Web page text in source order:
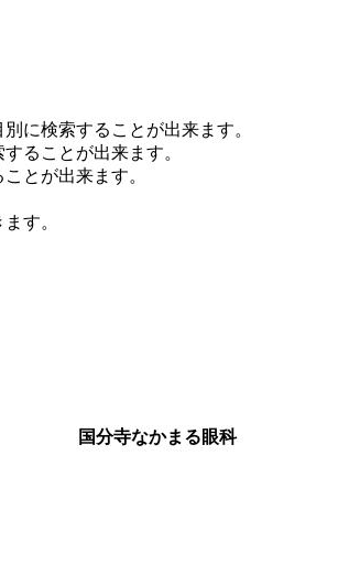
に検索することが出来ます。
ることが出来ます。
とが出来ます。
す。
国分寺なかまる眼科